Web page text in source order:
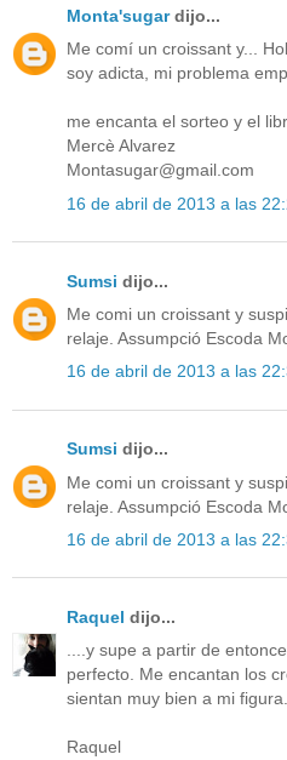
Monta'sugardijo...
Me comí un croissant y...
soy adicta, mi problema
me encanta el sorteo y el
Mercè Alvarez
Montasugar@gmail.com
16 de abril de 2013 a las
Sumsi dijo...
Me comi un croissant y
relaje. Assumpció Escoda
16 de abril de 2013 a las
Sumsi dijo...
Me comi un croissant y
relaje. Assumpció Escoda
16 de abril de 2013 a las
Raquel dijo...
....y supe a partir de
perfecto. Me encantan los
sientan muy bien a mi figura.
Raquel